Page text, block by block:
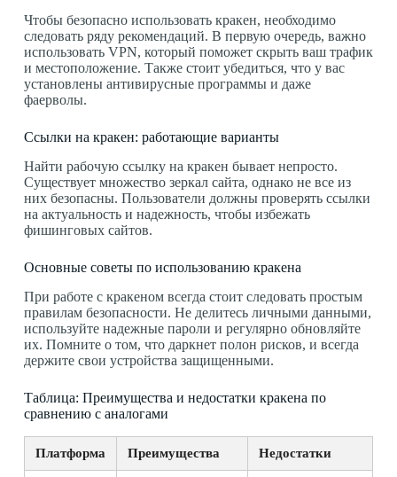
Чтобы безопасно использовать кракен, необходимо
следовать ряду рекомендаций. В первую очередь, важно
использовать VPN, который поможет скрыть ваш трафик
и местоположение. Также стоит убедиться, что у вас
установлены антивирусные программы и даже
фаерволы.
Ссылки на кракен: работающие варианты
Найти рабочую ссылку на кракен бывает непросто.
Существует множество зеркал сайта, однако не все из
них безопасны. Пользователи должны проверять ссылки
на актуальность и надежность, чтобы избежать
фишинговых сайтов.
Основные советы по использованию кракена
При работе с кракеном всегда стоит следовать простым
правилам безопасности. Не делитесь личными данными,
используйте надежные пароли и регулярно обновляйте
их. Помните о том, что даркнет полон рисков, и всегда
держите свои устройства защищенными.
Таблица: Преимущества и недостатки кракена по
сравнению с аналогами
Платформа Преимущества Недостатки